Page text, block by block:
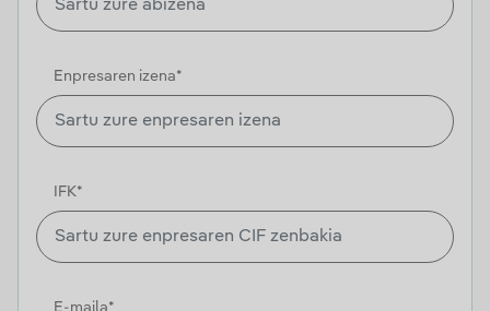
Enpresaren izena*
IFK*
E-maila*